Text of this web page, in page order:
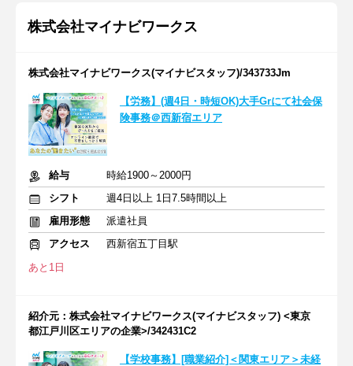
株式会社マイナビワークス
株式会社マイナビワークス(マイナビスタッフ)/343733Jm
【労務】(週4日・時短OK)大手Grにて社会保
険事務＠西新宿エリア
給与
時給1900～2000円
シフト
週4日以上 1日7.5時間以上
雇用形態
派遣社員
アクセス
西新宿五丁目駅
あと1日
紹介元：株式会社マイナビワークス(マイナビスタッフ) <東京
都江戸川区エリアの企業>/342431C2
【学校事務】[職業紹介]＜関東エリア＞未経